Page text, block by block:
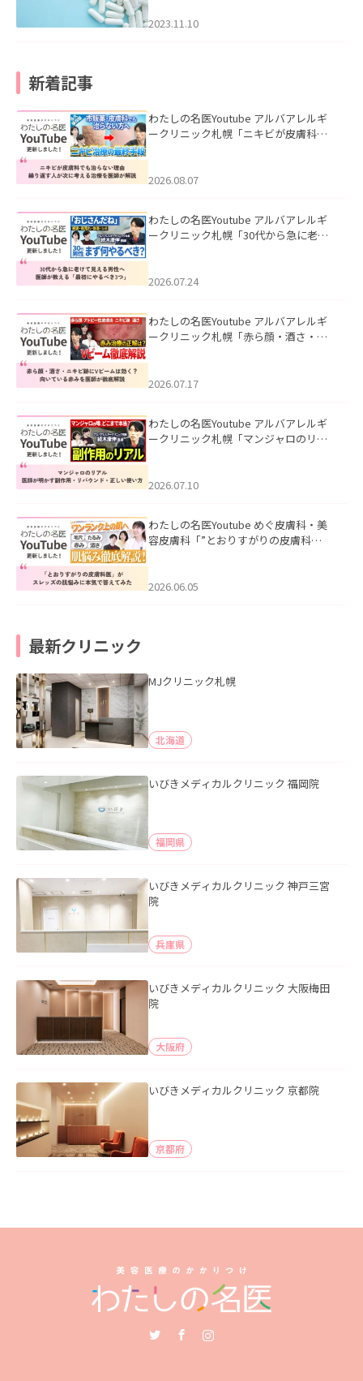
2023.11.10
新着記事
わたしの名医Youtube アルバアレルギ
ークリニック札幌「ニキビが皮膚科で
ました。
2026.08.07
わたしの名医Youtube アルバアレルギ
ークリニック札幌「30代から急に老け
た。
2026.07.24
わたしの名医Youtube アルバアレルギ
ークリニック札幌「赤ら顔・酒さ・ニ
した。
2026.07.17
わたしの名医Youtube アルバアレルギ
ークリニック札幌「マンジャロのリア
た。
2026.07.10
わたしの名医Youtube めぐ皮膚科・美
容皮膚科「”とおりすがりの皮膚科
2026.06.05
最新クリニック
MJクリニック札幌
北海道
いびきメディカルクリニック 福岡院
福岡県
いびきメディカルクリニック 神戸三宮
院
兵庫県
いびきメディカルクリニック 大阪梅田
院
大阪府
いびきメディカルクリニック 京都院
京都府